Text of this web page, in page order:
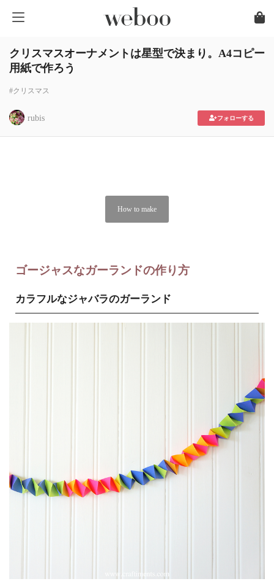
クリスマスオーナメントは星型で決まり。A4コピー
用紙で作ろう
#クリスマス
rubis フォローする
How to make
ゴージャスなガーランドの作り方
カラフルなジャバラのガーランド